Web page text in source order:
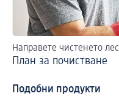
Направете чистенето
План за почистване
Подобни продукти